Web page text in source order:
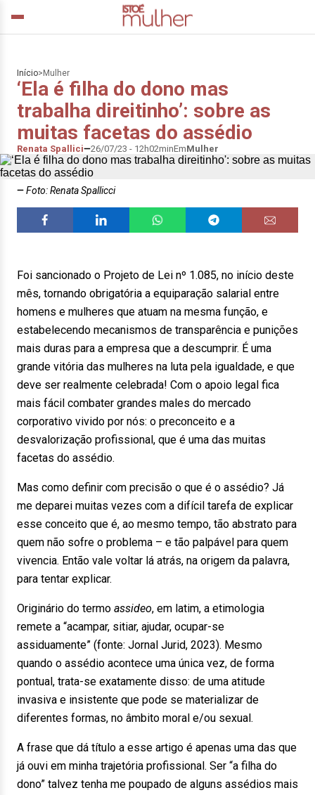
Início> Mulher
‘Ela é filha do dono mas
trabalha direitinho’: sobre as
muitas facetas do assédio
Renata Spallici 26/07/23 - 12h02minEmMulher
Foto: Renata Spallicci
Foi sancionado o Projeto de Lei nº 1.085, no início deste
mês, tornando obrigatória a equiparação salarial entre
homens e mulheres que atuam na mesma função, e
estabelecendo mecanismos de transparência e punições
mais duras para a empresa que a descumprir. É uma
grande vitória das mulheres na luta pela igualdade, e que
deve ser realmente celebrada! Com o apoio legal fica
mais fácil combater grandes males do mercado
corporativo vivido por nós: o preconceito e a
desvalorização profissional, que é uma das muitas
facetas do assédio.
Mas como definir com precisão o que é o assédio? Já
me deparei muitas vezes com a difícil tarefa de explicar
esse conceito que é, ao mesmo tempo, tão abstrato para
quem não sofre o problema – e tão palpável para quem
vivencia. Então vale voltar lá atrás, na origem da palavra,
para tentar explicar.
Originário do termo assideo, em latim, a etimologia
remete a “acampar, sitiar, ajudar, ocupar-se
assiduamente” (fonte: Jornal Jurid, 2023). Mesmo
quando o assédio acontece uma única vez, de forma
pontual, trata-se exatamente disso: de uma atitude
invasiva e insistente que pode se materializar de
diferentes formas, no âmbito moral e/ou sexual.
A frase que dá título a esse artigo é apenas uma das que
já ouvi em minha trajetória profissional. Ser “a filha do
dono” talvez tenha me poupado de alguns assédios mais